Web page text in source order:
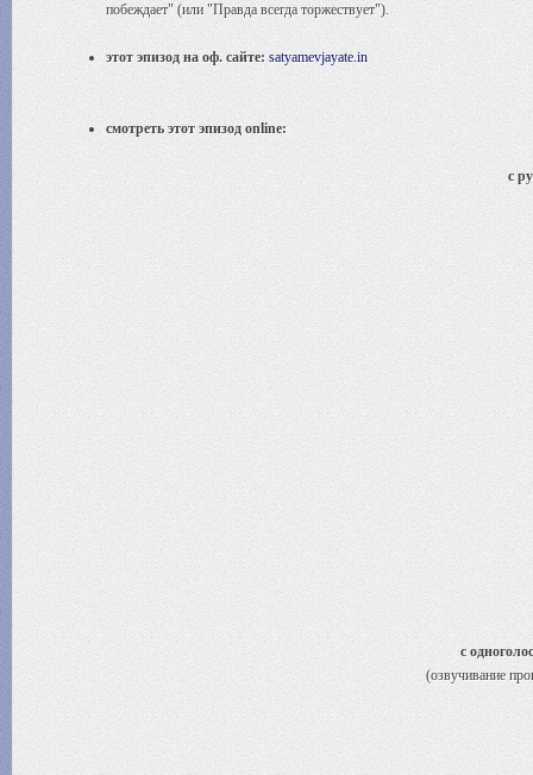
побеждает" (или "Правда всегда торжествует").
этот эпизод на оф. сайте: satyamevjayate.in
смотреть этот эпизод online:
с
с
(озвучивание